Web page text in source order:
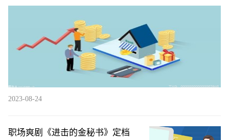
比均实现增长
2023-08-24
职场爽剧《进击的金秘书》定档